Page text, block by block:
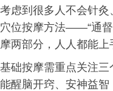
考虑到很多人不会针
穴位按摩方法——“通督
摩两部分，人人都能上
基础按摩需重点关注
能醒脑开窍、安神益